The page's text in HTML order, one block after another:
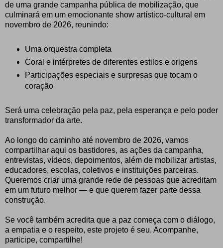
de uma grande campanha pública de mobilização, que
culminará em um emocionante show artístico-cultural em
novembro de 2026, reunindo:
Uma orquestra completa
Coral e intérpretes de diferentes estilos e origens
Participações especiais e surpresas que tocam o
coração
Será uma celebração pela paz, pela esperança e pelo poder
transformador da arte.
Ao longo do caminho até novembro de 2026, vamos
compartilhar aqui os bastidores, as ações da campanha,
entrevistas, vídeos, depoimentos, além de mobilizar artistas,
educadores, escolas, coletivos e instituições parceiras.
Queremos criar uma grande rede de pessoas que acreditam
em um futuro melhor — e que querem fazer parte dessa
construção.
Se você também acredita que a paz começa com o diálogo,
a empatia e o respeito, este projeto é seu. Acompanhe,
participe, compartilhe!